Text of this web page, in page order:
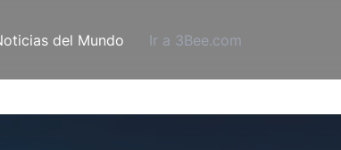
del Mundo Ir a 3Bee.com